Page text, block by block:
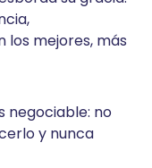
los mejores, más
negociable: no
y nunca